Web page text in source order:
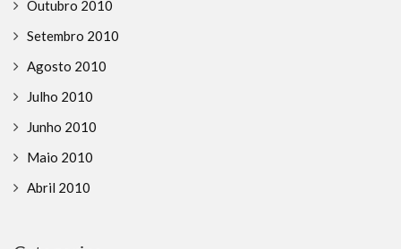
Outubro 2010
Setembro 2010
Agosto 2010
Julho 2010
Junho 2010
Maio 2010
Abril 2010